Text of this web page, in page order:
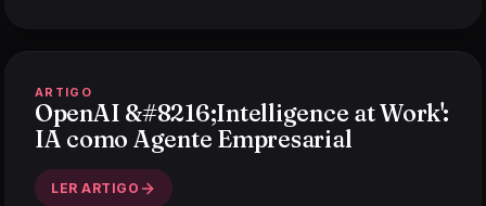
ARTIGO
OpenAI &#8216;Intelligence at Work':
IA como Agente Empresarial
LER ARTIGO